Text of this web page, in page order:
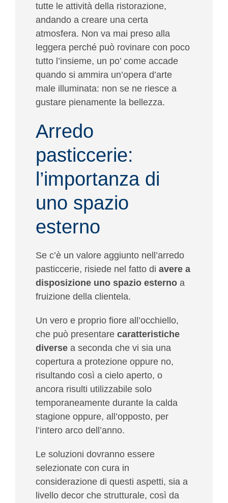
tutte le attività della ristorazione,
andando a creare una certa
atmosfera. Non va mai preso alla
leggera perché può rovinare con poco
tutto l’insieme, un po’ come accade
quando si ammira un’opera d’arte
male illuminata: non se ne riesce a
gustare pienamente la bellezza.
Arredo
pasticcerie:
l’importanza di
uno spazio
esterno
Se c’è un valore aggiunto nell’arredo
pasticcerie, risiede nel fatto di avere a
disposizione uno spazio esternoa
fruizione della clientela.
Un vero e proprio fiore all’occhiello,
che può presentare caratteristiche
diversea seconda che vi sia una
copertura a protezione oppure no,
risultando così a cielo aperto, o
ancora risulti utilizzabile solo
temporaneamente durante la calda
stagione oppure, all’opposto, per
l’intero arco dell’anno.
Le soluzioni dovranno essere
selezionate con cura in
considerazione di questi aspetti, sia a
livello decor che strutturale, così da